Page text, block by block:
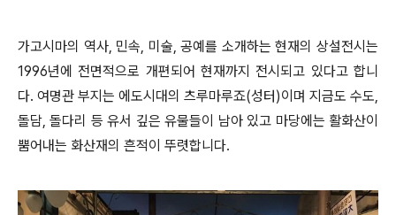
가고시마의 역사, 민속, 미술, 공예를 소개하는 현재의 상설전시는
1996년에 전면적으로 개편되어 현재까지 전시되고 있다고 합니
다. 여명관 부지는 에도시대의 츠루마루죠(성터)이며 지금도 수도,
돌담, 돌다리 등 유서 깊은 유물들이 남아 있고 마당에는 활화산이
뿜어내는 화산재의 흔적이 뚜렷합니다.